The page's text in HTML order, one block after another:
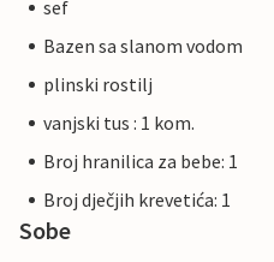
sef
Bazen sa slanom vodom
plinski rostilj
vanjski tus : 1 kom.
Broj hranilica za bebe: 1
Broj dječjih krevetića: 1
Sobe